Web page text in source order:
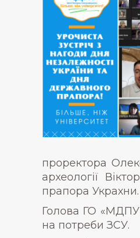
проректора
археології
прапора Украхни.
Голова ГО «МДПУ
на потреби ЗСУ.